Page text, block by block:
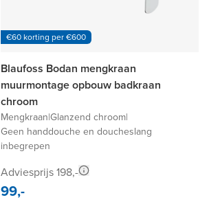
€60 korting per €600
Blaufoss Bodan mengkraan
muurmontage opbouw badkraan
chroom
Mengkraan|Glanzend chroom|
Geen handdouche en doucheslang
inbegrepen
Adviesprijs 198,-
99,-